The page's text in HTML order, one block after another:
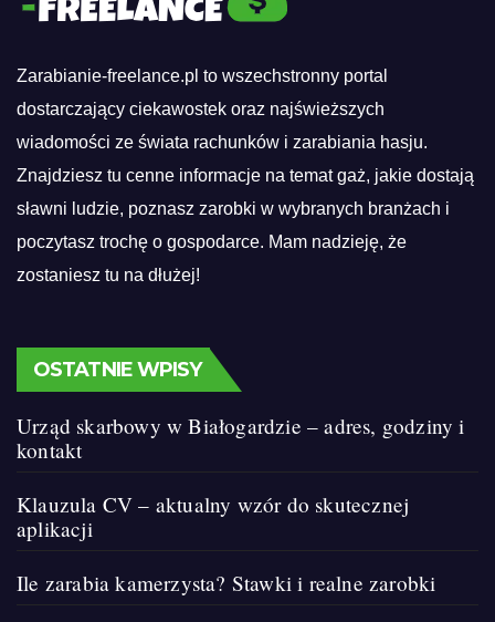
Zarabianie-freelance.pl to wszechstronny portal
dostarczający ciekawostek oraz najświeższych
wiadomości ze świata rachunków i zarabiania hasju.
Znajdziesz tu cenne informacje na temat gaż, jakie dostają
sławni ludzie, poznasz zarobki w wybranych branżach i
poczytasz trochę o gospodarce. Mam nadzieję, że
zostaniesz tu na dłużej!
OSTATNIE WPISY
Urząd skarbowy w Białogardzie – adres, godziny i
kontakt
Klauzula CV – aktualny wzór do skutecznej
aplikacji
Ile zarabia kamerzysta? Stawki i realne zarobki